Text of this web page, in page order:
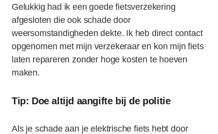
Gelukkig had ik een goede fietsverzekering
afgesloten die ook schade door
weersomstandigheden dekte. Ik heb direct contact
opgenomen met mijn verzekeraar en kon mijn fiets
laten repareren zonder hoge kosten te hoeven
maken.
Tip: Doe altijd aangifte bij de politie
Als je schade aan je elektrische fiets hebt door